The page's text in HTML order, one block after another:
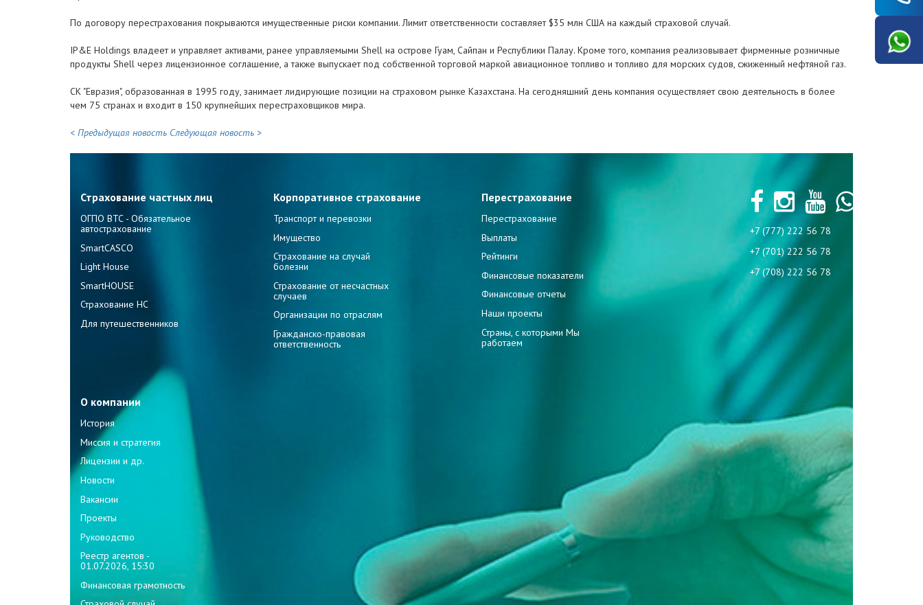
По договору перестрахования покрываются имущественные риски компании. Лимит ответственности составляет $35 млн США на каждый страховой случай.
IP&E Holdings владеет и управляет активами, ранее управляемыми Shell на острове Гуам, Сайпан и Республики Палау. Кроме того, компания реализовывает фирменные розничные
продукты Shell через лицензионное соглашение, а также выпускает под собственной торговой маркой авиационное топливо и топливо для морских судов, сжиженный нефтяной газ.
СК "Евразия", образованная в 1995 году, занимает лидирующие позиции на страховом рынке Казахстана. На сегодняшний день компания осуществляет свою деятельность в более
чем 75 странах и входит в 150 крупнейших перестраховщиков мира.
< Предыдущая новость Следующая новость >
Страхование частных лиц
ОГПО ВТС - Обязательное
автострахование
SmartCASCO
Light House
SmartHOUSE
Страхование НС
Для путешественников
Корпоративное страхование
Транспорт и перевозки
Имущество
Страхование на случай
болезни
Страхование от несчастных
случаев
Организации по отраслям
Гражданско-правовая
ответственность
Перестрахование
Перестрахование
Выплаты
Рейтинги
Финансовые показатели
Финансовые отчеты
Наши проекты
Страны, с которыми Мы
работаем
О компании
История
Миссия и стратегия
Лицензии и др.
Новости
Вакансии
Проекты
Руководство
Реестр агентов -
01.07.2026, 15:30
Финансовая грамотность
+7 (777) 222 56 78
+7 (701) 222 56 78
+7 (708) 222 56 78